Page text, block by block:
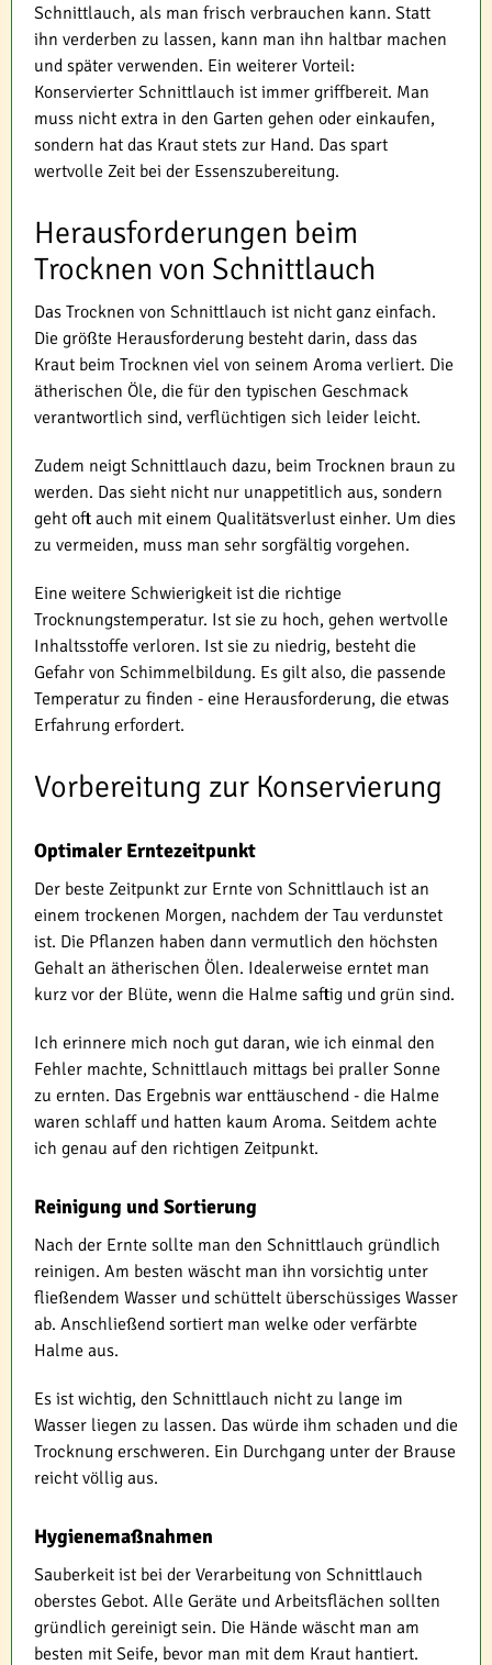
Schnittlauch, als man frisch verbrauchen kann. Statt
ihn verderben zu lassen, kann man ihn haltbar machen
und später verwenden. Ein weiterer Vorteil:
Konservierter Schnittlauch ist immer griffbereit. Man
muss nicht extra in den Garten gehen oder einkaufen,
sondern hat das Kraut stets zur Hand. Das spart
wertvolle Zeit bei der Essenszubereitung.
Herausforderungen beim
Trocknen von Schnittlauch
Das Trocknen von Schnittlauch ist nicht ganz einfach.
Die größte Herausforderung besteht darin, dass das
Kraut beim Trocknen viel von seinem Aroma verliert. Die
ätherischen Öle, die für den typischen Geschmack
verantwortlich sind, verflüchtigen sich leider leicht.
Zudem neigt Schnittlauch dazu, beim Trocknen braun zu
werden. Das sieht nicht nur unappetitlich aus, sondern
geht oft auch mit einem Qualitätsverlust einher. Um dies
zu vermeiden, muss man sehr sorgfältig vorgehen.
Eine weitere Schwierigkeit ist die richtige
Trocknungstemperatur. Ist sie zu hoch, gehen wertvolle
Inhaltsstoffe verloren. Ist sie zu niedrig, besteht die
Gefahr von Schimmelbildung. Es gilt also, die passende
Temperatur zu finden - eine Herausforderung, die etwas
Erfahrung erfordert.
Vorbereitung zur Konservierung
Optimaler Erntezeitpunkt
Der beste Zeitpunkt zur Ernte von Schnittlauch ist an
einem trockenen Morgen, nachdem der Tau verdunstet
ist. Die Pflanzen haben dann vermutlich den höchsten
Gehalt an ätherischen Ölen. Idealerweise erntet man
kurz vor der Blüte, wenn die Halme saftig und grün sind.
Ich erinnere mich noch gut daran, wie ich einmal den
Fehler machte, Schnittlauch mittags bei praller Sonne
zu ernten. Das Ergebnis war enttäuschend - die Halme
waren schlaff und hatten kaum Aroma. Seitdem achte
ich genau auf den richtigen Zeitpunkt.
Reinigung und Sortierung
Nach der Ernte sollte man den Schnittlauch gründlich
reinigen. Am besten wäscht man ihn vorsichtig unter
fließendem Wasser und schüttelt überschüssiges Wasser
ab. Anschließend sortiert man welke oder verfärbte
Halme aus.
Es ist wichtig, den Schnittlauch nicht zu lange im
Wasser liegen zu lassen. Das würde ihm schaden und die
Trocknung erschweren. Ein Durchgang unter der Brause
reicht völlig aus.
Hygienemaßnahmen
Sauberkeit ist bei der Verarbeitung von Schnittlauch
oberstes Gebot. Alle Geräte und Arbeitsflächen sollten
gründlich gereinigt sein. Die Hände wäscht man am
besten mit Seife, bevor man mit dem Kraut hantiert.